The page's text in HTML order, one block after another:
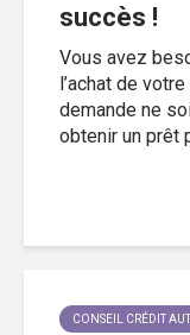
succès !
Vous avez
l’achat de
demande ne
obtenir un prêt
CONSEIL CRÉDIT